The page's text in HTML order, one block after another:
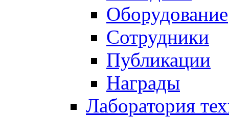
Оборудование
Сотрудники
Публикации
Награды
Лаборатория